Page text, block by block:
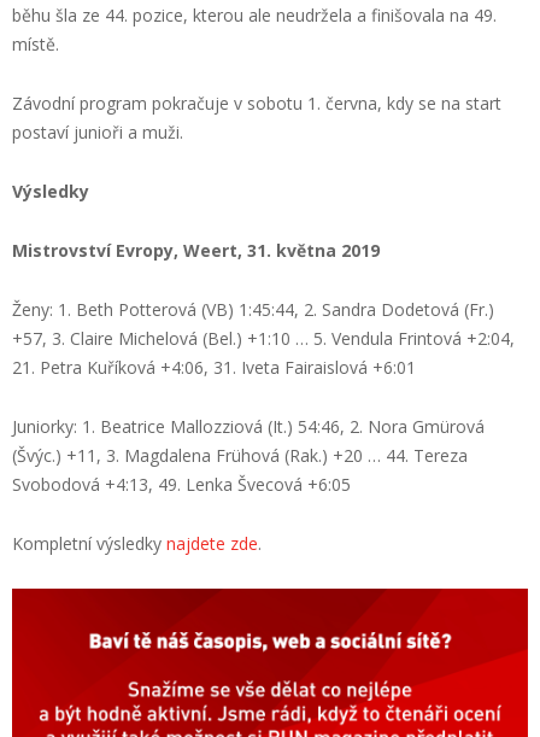
běhu šla ze 44. pozice, kterou ale neudržela a finišovala na 49.
místě.
Závodní program pokračuje v sobotu 1. června, kdy se na start
postaví junioři a muži.
Výsledky
Mistrovství Evropy, Weert, 31. května 2019
Ženy: 1. Beth Potterová (VB) 1:45:44, 2. Sandra Dodetová (Fr.)
+57, 3. Claire Michelová (Bel.) +1:10 … 5. Vendula Frintová +2:04,
21. Petra Kuříková +4:06, 31. Iveta Fairaislová +6:01
Juniorky: 1. Beatrice Mallozziová (It.) 54:46, 2. Nora Gmürová
(Švýc.) +11, 3. Magdalena Frühová (Rak.) +20 … 44. Tereza
Svobodová +4:13, 49. Lenka Švecová +6:05
Kompletní výsledky najdete zde.